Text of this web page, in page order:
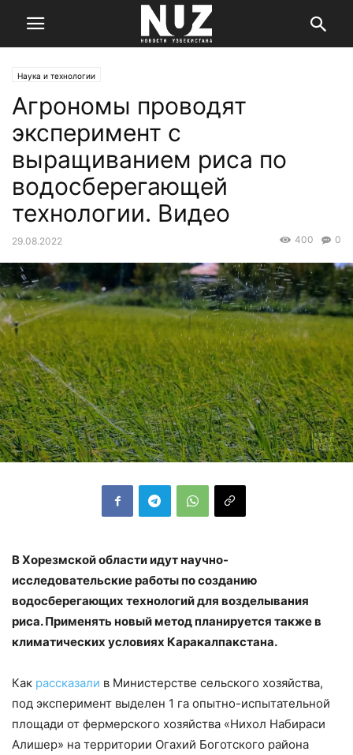
Наука и технологии
Агрономы проводят
эксперимент с
выращиванием риса по
водосберегающей
технологии. Видео
29.08.2022 0
400
В Хорезмской области идут научно-
исследовательские работы по созданию
водосберегающих технологий для возделывания
риса. Применять новый метод планируется также в
климатических условиях Каракалпакстана.
Как рассказали в Министерстве сельского хозяйства,
под эксперимент выделен 1 га опытно-испытательной
площади от фермерского хозяйства «Нихол Набираси
Алишер» на территории Огахий Боготского района